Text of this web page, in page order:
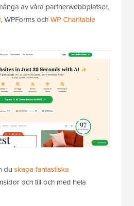
av våra partnerwebbplatser,
, WPForms ochWP Charitable
du skapa fantastiska
och till och med hela